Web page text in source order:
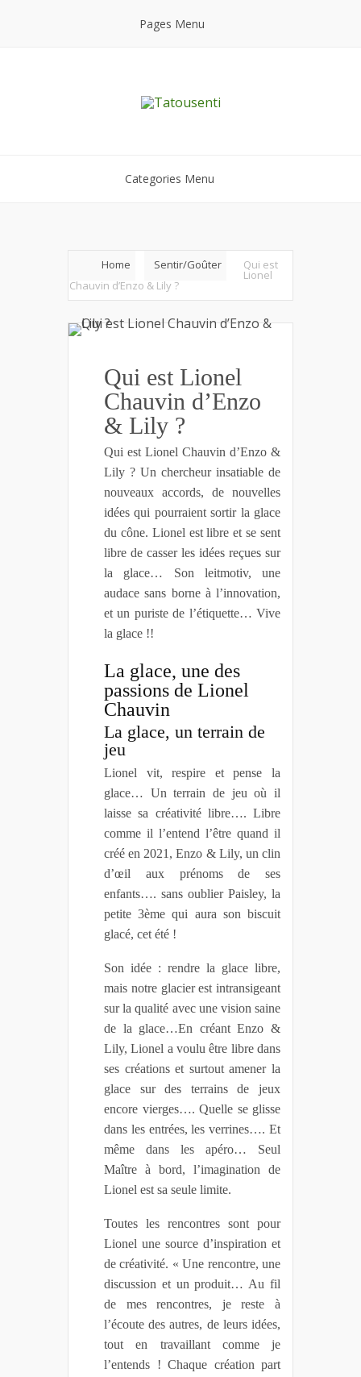
Pages Menu
Categories Menu
Home Sentir/Goûter Qui est
Lionel
Chauvin d’Enzo & Lily ?
Qui est Lionel
Chauvin d’Enzo
& Lily ?
Qui est Lionel Chauvin d’Enzo &
Lily ? Un chercheur insatiable de
nouveaux accords, de nouvelles
idées qui pourraient sortir la glace
du cône. Lionel est libre et se sent
libre de casser les idées reçues sur
la glace… Son leitmotiv, une
audace sans borne à l’innovation,
et un puriste de l’étiquette… Vive
la glace !!
La glace, une des
passions de Lionel
Chauvin
La glace, un terrain de
jeu
Lionel vit, respire et pense la
glace… Un terrain de jeu où il
laisse sa créativité libre…. Libre
comme il l’entend l’être quand il
créé en 2021, Enzo & Lily, un clin
d’œil aux prénoms de ses
enfants…. sans oublier Paisley, la
petite 3ème qui aura son biscuit
glacé, cet été !
Son idée : rendre la glace libre,
mais notre glacier est intransigeant
sur la qualité avec une vision saine
de la glace…En créant Enzo &
Lily, Lionel a voulu être libre dans
ses créations et surtout amener la
glace sur des terrains de jeux
encore vierges…. Quelle se glisse
dans les entrées, les verrines…. Et
même dans les apéro… Seul
Maître à bord, l’imagination de
Lionel est sa seule limite.
Toutes les rencontres sont pour
Lionel une source d’inspiration et
de créativité. « Une rencontre, une
discussion et un produit… Au fil
de mes rencontres, je reste à
l’écoute des autres, de leurs idées,
tout en travaillant comme je
l’entends ! Chaque création part